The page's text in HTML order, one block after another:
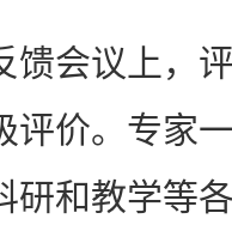
会议上，评
评价。专家
研和教学等